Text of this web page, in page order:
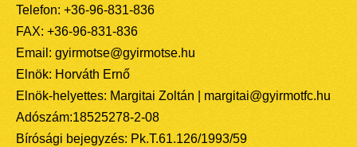
Telefon: +36-96-831-836
FAX: +36-96-831-836
Email: gyirmotse@gyirmotse.hu
Elnök: Horváth Ernő
Elnök-helyettes: Margitai Zoltán | margitai@gyirmotfc.hu
Adószám:18525278-2-08
Bírósági bejegyzés: Pk.T.61.126/1993/59